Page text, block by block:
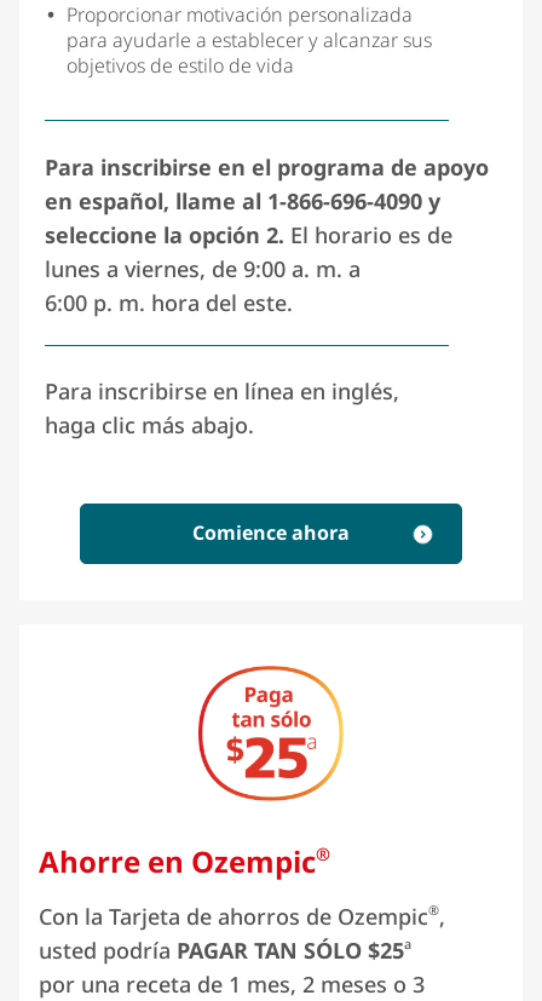
Proporcionar motivación personalizada
para ayudarle a establecer y alcanzar sus
objetivos de estilo de vida
Para inscribirse en el programa de apoyo
en español, llame al 1-866-696-4090 y
seleccione la opción 2. El horario es de
lunes a viernes, de 9:00 a. m. a
6:00 p. m. hora del este.
Para inscribirse en línea en inglés,
haga clic más abajo.
Comience ahora
Ahorre en Ozempic®
Con la Tarjeta de ahorros de Ozempic®,
usted podría PAGAR TAN SÓLO $25a
por una receta de 1 mes, 2 meses o 3